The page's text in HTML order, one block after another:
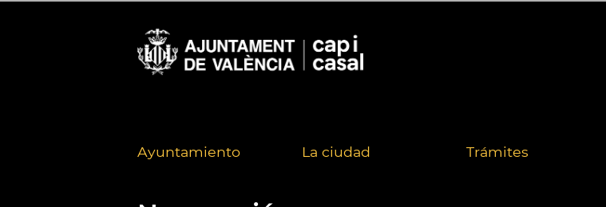
Ayuntamiento La ciudad Trámites